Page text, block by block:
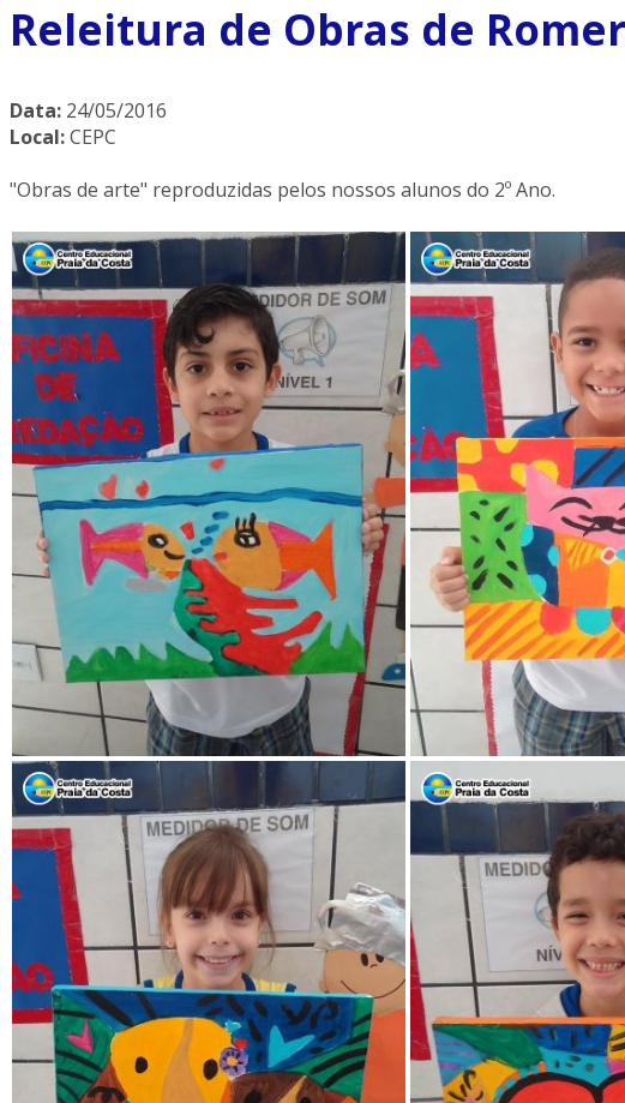
Releitura de Obras de
Data: 24/05/2016
Local:CEPC
"Obras de arte" reproduzidas pelos nossos alunos do 2º Ano.